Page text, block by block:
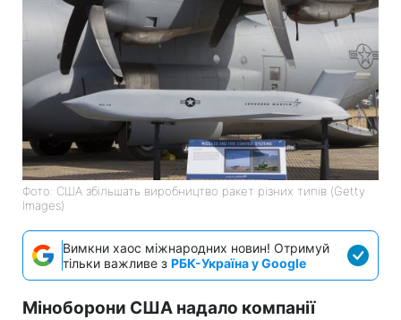
Фото: США збільшать виробництво ракет різних типів (Getty
Images)
Вимкни хаос міжнародних новин! Отримуй
тільки важливе з РБК-Україна у Google
Міноборони США надало компанії